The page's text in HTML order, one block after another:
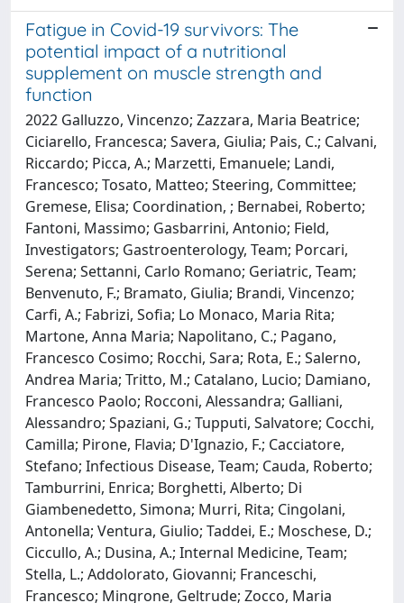
Fatigue in Covid-19 survivors: The
potential impact of a nutritional
supplement on muscle strength and
function
2022 Galluzzo, Vincenzo; Zazzara, Maria Beatrice;
Ciciarello, Francesca; Savera, Giulia; Pais, C.; Calvani,
Riccardo; Picca, A.; Marzetti, Emanuele; Landi,
Francesco; Tosato, Matteo; Steering, Committee;
Gremese, Elisa; Coordination, ; Bernabei, Roberto;
Fantoni, Massimo; Gasbarrini, Antonio; Field,
Investigators; Gastroenterology, Team; Porcari,
Serena; Settanni, Carlo Romano; Geriatric, Team;
Benvenuto, F.; Bramato, Giulia; Brandi, Vincenzo;
Carfi, A.; Fabrizi, Sofia; Lo Monaco, Maria Rita;
Martone, Anna Maria; Napolitano, C.; Pagano,
Francesco Cosimo; Rocchi, Sara; Rota, E.; Salerno,
Andrea Maria; Tritto, M.; Catalano, Lucio; Damiano,
Francesco Paolo; Rocconi, Alessandra; Galliani,
Alessandro; Spaziani, G.; Tupputi, Salvatore; Cocchi,
Camilla; Pirone, Flavia; D'Ignazio, F.; Cacciatore,
Stefano; Infectious Disease, Team; Cauda, Roberto;
Tamburrini, Enrica; Borghetti, Alberto; Di
Giambenedetto, Simona; Murri, Rita; Cingolani,
Antonella; Ventura, Giulio; Taddei, E.; Moschese, D.;
Ciccullo, A.; Dusina, A.; Internal Medicine, Team;
Stella, L.; Addolorato, Giovanni; Franceschi,
Francesco; Mingrone, Geltrude; Zocco, Maria